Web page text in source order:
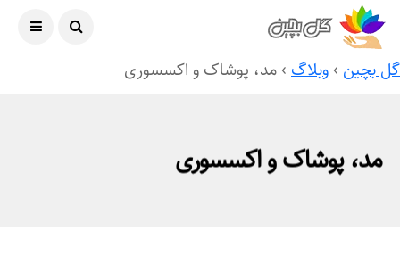
آگوست ۶, ۲۰۲۶
بچین›وبلاگ›مد، پوشاک و اکسسوری
مد، پوشاک و اکسسوری